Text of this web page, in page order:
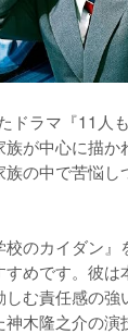
ドラマ『11人
が中心に描か
の中で苦悩し
のカイダン
めです。彼は
む責任感の強
木隆之介の演